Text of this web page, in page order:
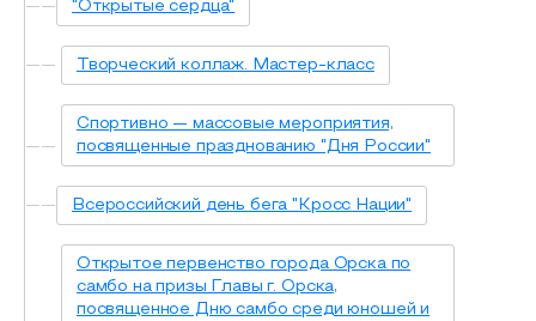
"Открытые сердца"
Творческий коллаж. Мастер-класс
Спортивно — массовые мероприятия,
посвященные празднованию "Дня России"
Всероссийский день бега "Кросс Нации"
Открытое первенство города Орска по
самбо на призы Главы г. Орска,
посвященное Дню самбо среди юношей и